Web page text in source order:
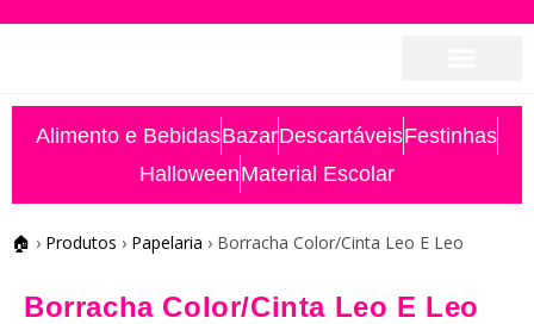
Alimento e BebidasBazarDescartáveisFestinhas
HalloweenMaterial Escolar
🏠 › Produtos › Papelaria › Borracha Color/Cinta Leo E Leo
Borracha Color/Cinta Leo E Leo